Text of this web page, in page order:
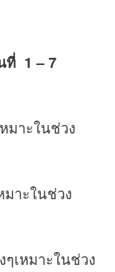
ที่ 1 – 7
มาะในช่วง
าะในช่วง
เหมาะในช่วง